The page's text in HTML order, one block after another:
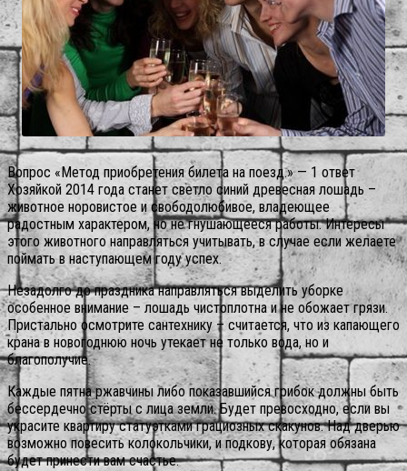
Вопрос «Метод приобретения билета на поезд.» — 1 ответ
Хозяйкой 2014 года станет светло синий древесная лошадь –
животное норовистое и свободолюбивое, владеющее
радостным характером, но не гнушающееся работы. Интересы
этого животного направляться учитывать, в случае если желаете
поймать в наступающем году успех.
Незадолго до праздника направляться выделить уборке
особенное внимание – лошадь чистоплотна и не обожает грязи.
Пристально осмотрите сантехнику – считается, что из капающего
крана в новогоднюю ночь утекает не только вода, но и
благополучие.
Каждые пятна ржавчины либо показавшийся грибок должны быть
бессердечно стёрты с лица земли.Будет превосходно, если вы
украсите квартиру статуэтками грациозных скакунов. Над дверью
возможно повесить колокольчики, и подкову, которая обязана
будет принести вам счастье.